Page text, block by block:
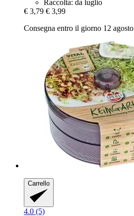
Raccolta: da luglio
€ 3,79 € 3,99
Consegna entro il giorno 12 agosto
Carrello
4.0 (5)